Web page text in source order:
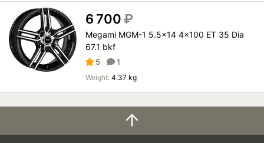
6 700 ₽
Megami MGM-1 5.5x14 4x100 ET 35 Dia
67.1 bkf
5 1
Weight: 4.37 kg